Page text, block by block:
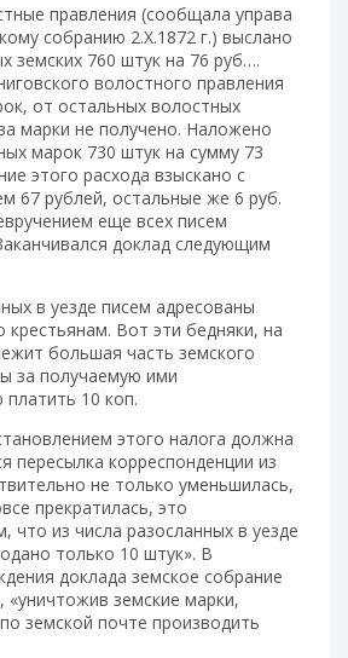
правления (сообщала управа
собранию 2.Х.1872 г.) выслано
земских 760 штук на 76 руб….
волостного правления
от остальных волостных
марки не получено. Наложено
марок 730 штук на сумму 73
этого расхода взыскано с
67 рублей, остальные же 6 руб.
еще всех писем
доклад следующим
в уезде писем адресованы
Вот эти бедняки, на
большая часть земского
за получаемую ими
10 коп.
этого налога должна
пересылка корреспонденции из
не только уменьшилась,
прекратилась, это
что из числа разосланных в уезде
только 10 штук». В
доклада земское собрание
«уничтожив земские марки,
земской почте производить